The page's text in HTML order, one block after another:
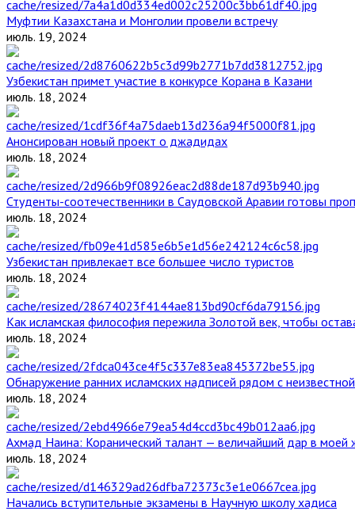
Муфтии Казахстана и Монголии провели встречу
июль. 19, 2024
Узбекистан примет участие в конкурсе Корана в Казани
июль. 18, 2024
Анонсирован новый проект о джадидах
июль. 18, 2024
Студенты-соотечественники в Саудовской Аравии готовы
июль. 18, 2024
Узбекистан привлекает все большее число туристов
июль. 18, 2024
Как исламская философия пережила Золотой век, чтобы
июль. 18, 2024
Обнаружение ранних исламских надписей рядом с
июль. 18, 2024
Ахмад Наина: Коранический талант — величайший дар в моей
июль. 18, 2024
Начались вступительные экзамены в Научную школу хадиса